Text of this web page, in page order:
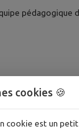
pédagogique
en famille.
cookies 🍪
cookie est un